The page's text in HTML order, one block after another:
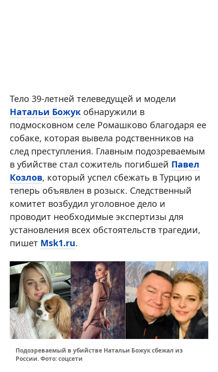
Тело 39-летней телеведущей и модели
Натальи Божук обнаружили в
подмосковном селе Ромашково благодаря ее
собаке, которая вывела родственников на
след преступления. Главным подозреваемым
в убийстве стал сожитель погибшей Павел
Козлов, который успел сбежать в Турцию и
теперь объявлен в розыск. Следственный
комитет возбудил уголовное дело и
проводит необходимые экспертизы для
установления всех обстоятельств трагедии,
пишет Msk1.ru.
Подозреваемый в убийстве Натальи Божук сбежал из
России. Фото: соцсети